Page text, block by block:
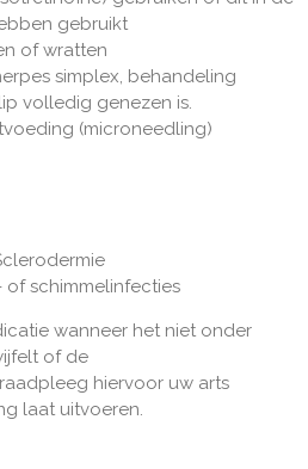
gebruikt
of wratten
simplex, behandeling
volledig genezen is.
(microneedling)
of schimmelinfecties
wanneer het niet onder
of de
hiervoor uw arts
laat uitvoeren.